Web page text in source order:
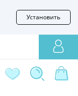
Установить